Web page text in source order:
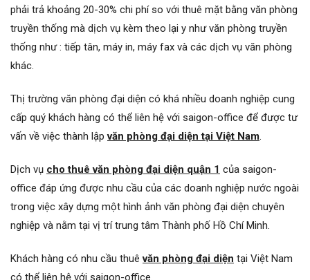
phải trả khoảng 20-30% chi phí so với thuê mặt bằng văn phòng
truyền thống mà dịch vụ kèm theo lại y như văn phòng truyền
thống như : tiếp tân, máy in, máy fax và các dịch vụ văn phòng
khác.
Thị trường văn phòng đại diện có khá nhiều doanh nghiệp cung
cấp quý khách hàng có thể liên hệ với saigon-office để được tư
vấn về việc thành lậpvăn phòng đại diện tại Việt Nam
Dịch vụ cho thuê văn phòng đại diện quận 1 của saigon-
office đáp ứng được nhu cầu của các doanh nghiệp nước ngoài
trong việc xây dựng một hình ảnh văn phòng đại diện chuyên
nghiệp và nằm tại vị trí trung tâm Thành phố Hồ Chí Minh.
Khách hàng có nhu cầu thuê văn phòng đại diện tại Việt Nam
có thể liên hệ với saigon-office.